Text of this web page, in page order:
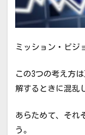
ミッション・ビジ
この3つの考え方
解するときに混乱
あらためて、それ
う。